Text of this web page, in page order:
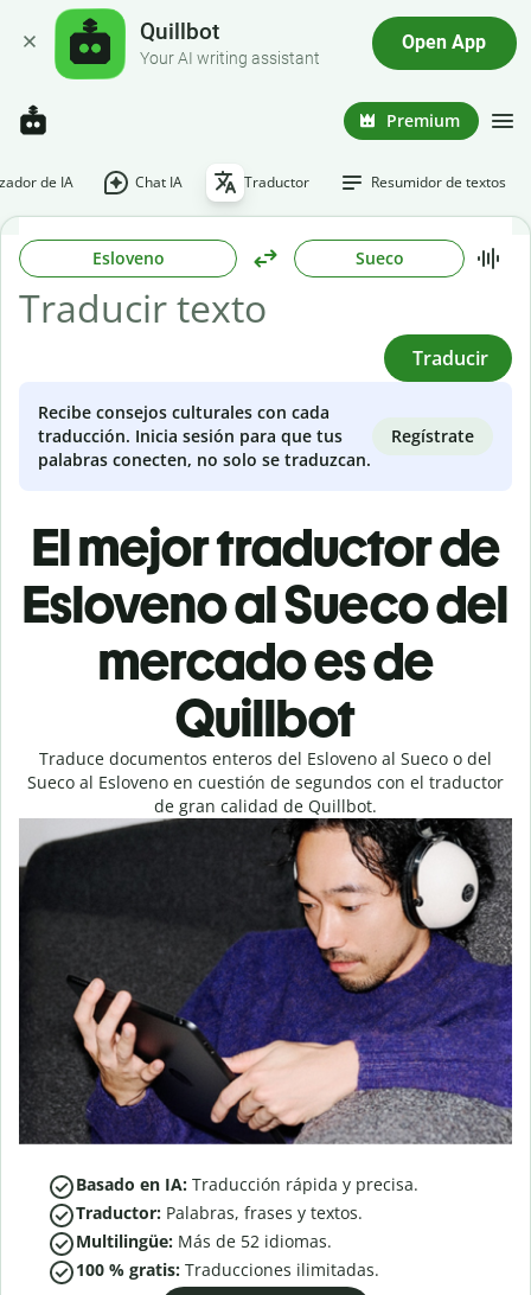
Quillbot
Your AI writing assistant
Open App
Premium
de IA Chat IA Traductor Resumidor de textos
Esloveno Sueco
Traducir
Recibe consejos culturales con cada
traducción. Inicia sesión para que tus
palabras conecten, no solo se traduzcan.
Regístrate
El mejor traductor de
Esloveno al Sueco del
mercado es de
Quillbot
Traduce documentos enteros del Esloveno al Sueco o del
Sueco al Esloveno en cuestión de segundos con el traductor
de gran calidad de Quillbot.
Basado en IA: Traducción rápida y precisa.
Traductor: Palabras, frases y textos.
Multilingüe: Más de 52 idiomas.
100 % gratis: Traducciones ilimitadas.